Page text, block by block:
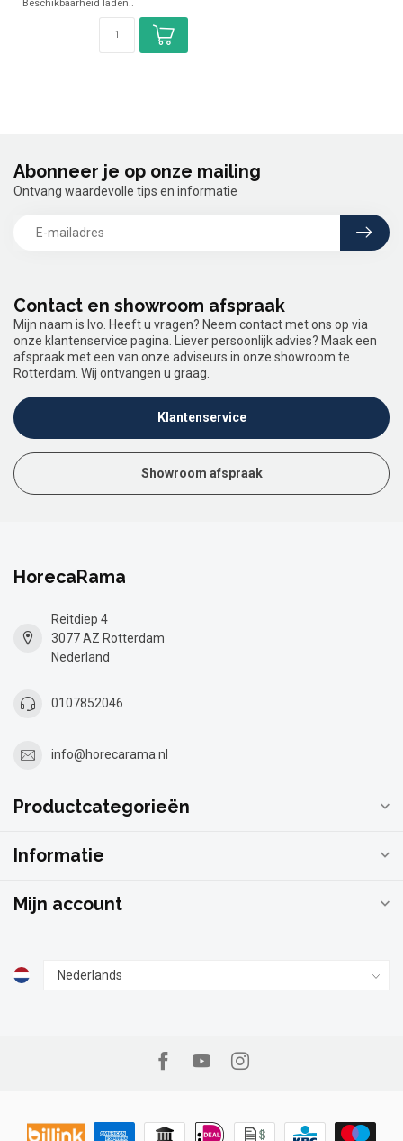
Beschikbaarheid laden..
Contact en showroom afspraak
Mijn naam is Ivo. Heeft u vragen? Neem contact met ons op via
onze klantenservice pagina. Liever persoonlijk advies? Maak een
afspraak met een van onze adviseurs in onze showroom te
Rotterdam. Wij ontvangen u graag.
Klantenservice
Showroom afspraak
Abonneer je op onze mailing
Ontvang waardevolle tips en informatie
HorecaRama
Reitdiep 4
3077 AZ Rotterdam
Nederland
0107852046
info@horecarama.nl
Productcategorieën
Informatie
Mijn account